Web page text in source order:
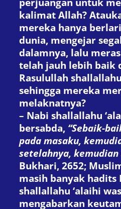
kalimat Allah?
mereka hanya
dunia, mengejar
dalamnya, lalu
telah jauh lebih baik
Rasulullah
sehingga mereka
melaknatnya?
– Nabi shallallahu
bersabda, “Sebaik-
pada masaku,
setelahnya, kemudian
Bukhari, 2652;
masih banyak hadits
shallallahu ‘alaihi
mengabarkan